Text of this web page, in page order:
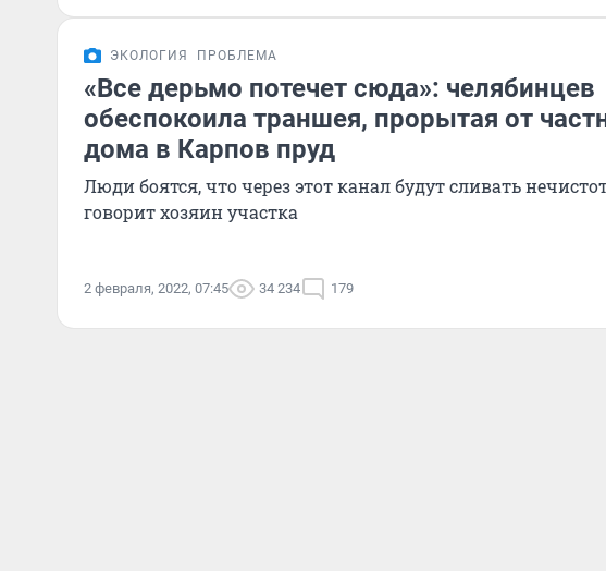
ЭКОЛОГИЯ ПРОБЛЕМА
«Все дерьмо потечет сюда»: челябинцев
обеспокоила траншея, прорытая от
дома в Карпов пруд
Люди боятся, что через этот канал будут сливать
говорит хозяин участка
2 февраля, 2022, 07:45 34 234 179